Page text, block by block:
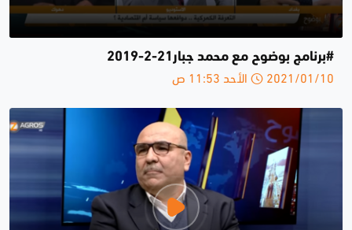
#برنامج بوضوح مع محمد جبار21-2-2019
2021/01/10 الأحد 11:53 ص